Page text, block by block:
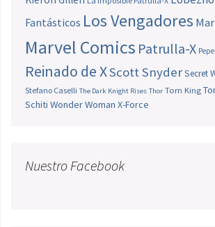
Fantásticos Los Vengadores
Marvel Comics Patrulla-X
Reinado de XScott SnyderSecret
Stefano Caselli The Dark Knight Rises Thor Tom King
Schiti Wonder Woman X-Force
Nuestro Facebook